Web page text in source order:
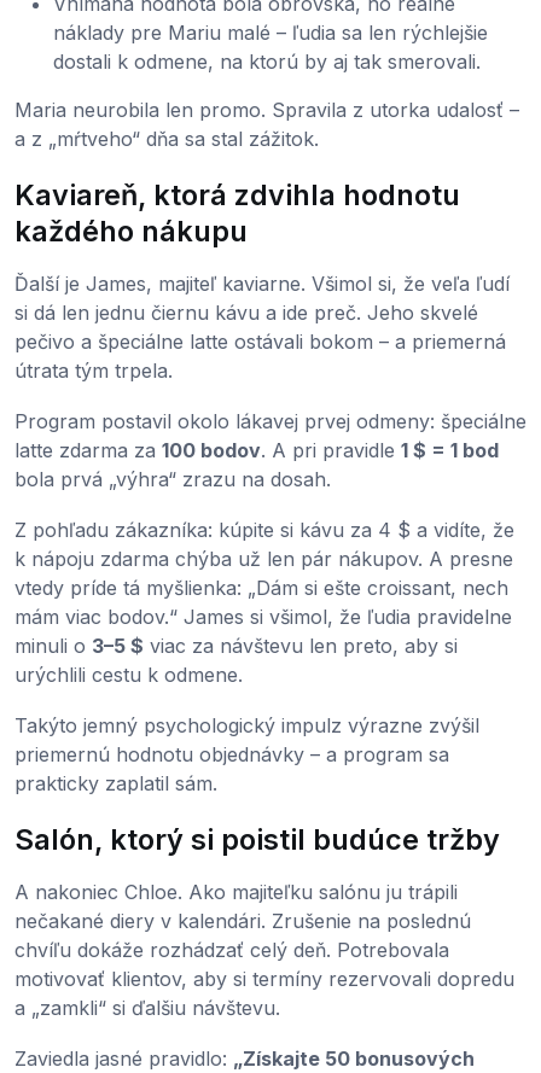
náklady pre Mariu malé – ľudia sa len rýchlejšie
dostali k odmene, na ktorú by aj tak smerovali.
Maria neurobila len promo. Spravila z utorka udalosť –
a z „mŕtveho“ dňa sa stal zážitok.
Kaviareň, ktorá zdvihla hodnotu
každého nákupu
Ďalší je James, majiteľ kaviarne. Všimol si, že veľa ľudí
si dá len jednu čiernu kávu a ide preč. Jeho skvelé
pečivo a špeciálne latte ostávali bokom – a priemerná
útrata tým trpela.
Program postavil okolo lákavej prvej odmeny: špeciálne
latte zdarma za 100 bodov. A pri pravidle 1 $ = 1 bod
bola prvá „výhra“ zrazu na dosah.
Z pohľadu zákazníka: kúpite si kávu za 4 $ a vidíte, že
k nápoju zdarma chýba už len pár nákupov. A presne
vtedy príde tá myšlienka: „Dám si ešte croissant, nech
mám viac bodov.“ James si všimol, že ľudia pravidelne
minuli o 3–5 $ viac za návštevu len preto, aby si
urýchlili cestu k odmene.
Takýto jemný psychologický impulz výrazne zvýšil
priemernú hodnotu objednávky – a program sa
prakticky zaplatil sám.
Salón, ktorý si poistil budúce tržby
A nakoniec Chloe. Ako majiteľku salónu ju trápili
nečakané diery v kalendári. Zrušenie na poslednú
chvíľu dokáže rozhádzať celý deň. Potrebovala
motivovať klientov, aby si termíny rezervovali dopredu
a „zamkli“ si ďalšiu návštevu.
Zaviedla jasné pravidlo: „Získajte 50 bonusových